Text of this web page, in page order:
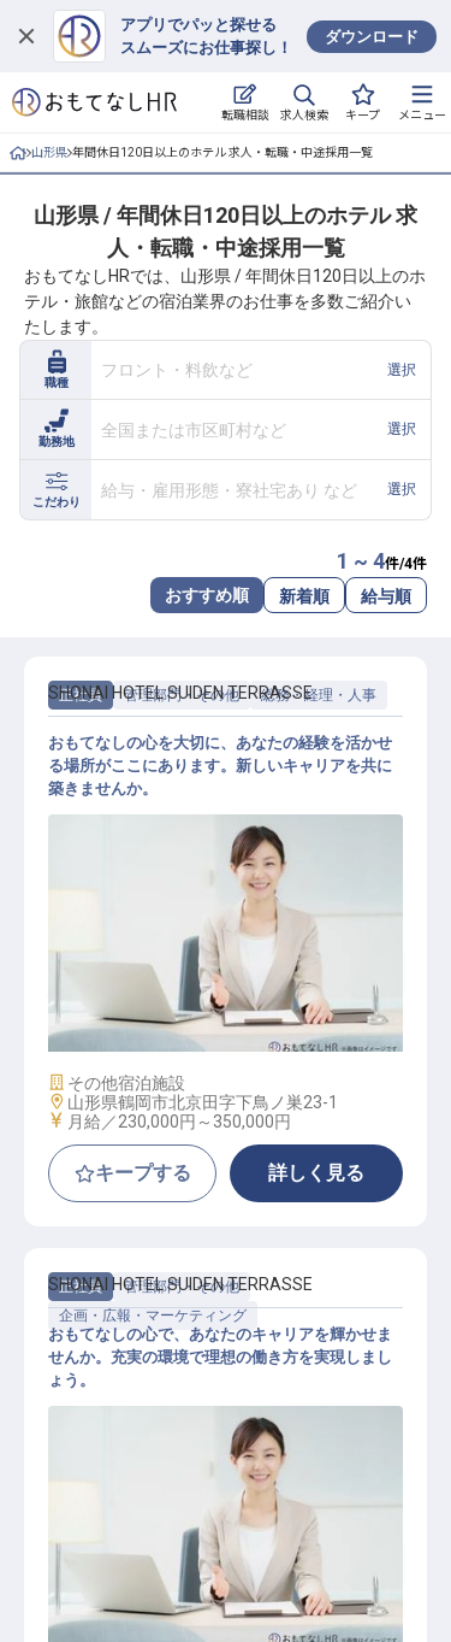
アプリでパッと探せる
スムーズにお仕事探し！
ダウンロード
転職相談 求人検索 キープ メニュー
ログイン
求人・施設を探す
就職・転職 合同説明会
おもてなしHRについて
ご利用の流れ
よくある質問
ホテル・宿泊業界情報コラム
転職サポートに申し込む
山形県 年間休日120日以上のホテル 求人・転職・中途採用一覧
山形県 / 年間休日120日以上のホテル 求
人・転職・中途採用一覧
おもてなしHRでは、山形県 / 年間休日120日以上のホ
テル・旅館などの宿泊業界のお仕事を多数ご紹介い
たします。
職種
フロント・料飲など 選択
勤務地
全国または市区町村など 選択
こだわり
給与・雇用形態・寮社宅あり など 選択
1 ~ 4件/4件
おすすめ順 新着順 給与順
正社員 管理部門・その他 総務・経理・人事
経理 / 総務 / 労務
SHONAI HOTEL SUIDEN TERRASSE
おもてなしの心を大切に、あなたの経験を活かせ
る場所がここにあります。新しいキャリアを共に
築きませんか。
施設業態
その他宿泊施設
勤務地
山形県鶴岡市北京田字下鳥ノ巣23-1
給与
月給／230,000円～ 350,000円
キープする 詳しく見る
正社員
管理部門・その他
企画・広報・マーケティング
マーケティングコミュニケーション
SHONAI HOTEL SUIDEN TERRASSE
おもてなしの心で、あなたのキャリアを輝かせま
せんか。充実の環境で理想の働き方を実現しまし
ょう。